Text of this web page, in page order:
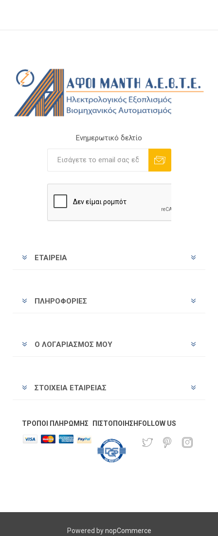
Ενημερωτικό δελτίο
ΕΤΑΙΡΕΊΑ
ΠΛΗΡΟΦΟΡΊΕΣ
Ο ΛΟΓΑΡΙΑΣΜΌΣ ΜΟΥ
ΣΤΟΙΧΕΊΑ ΕΤΑΙΡΕΊΑΣ
ΤΡΌΠΟΙ ΠΛΗΡΩΜΉΣ ΠΙΣΤΟΠΟΊΗΣΗ FOLLOW US
Powered bynopCommerce